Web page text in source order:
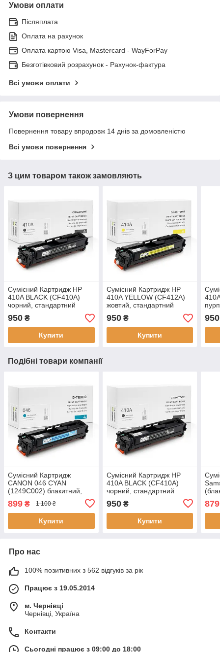
Умови оплати
Післяплата
Оплата на рахунок
Оплата картою Visa, Mastercard - WayForPay
Безготівковий розрахунок - Рахунок-фактура
Всі умови оплати
Умови повернення
Повернення товару впродовж 14 днів за домовленістю
Всі умови повернення
З цим товаром також замовляють
Сумісний Картридж HP
410A BLACK (CF410A)
чорний, стандартний
ресурс, 2300 стор., аналог
від Gravitone
950 ₴
Купити
Сумісний Картридж HP
410A YELLOW (CF412A)
жовтий, стандартний
ресурс, 2300 стор., аналог
від Gravitone
950₴
Купити
від
950
Подібні товари компанії
Сумісний Картридж
CANON 046 CYAN
(1249C002) блакитний,
стандартний ресурс, 2300
стор., аналог від Gravitone
899 ₴ 1 100 ₴
Купити
Сумісний Картридж HP
410A BLACK (CF410A)
чорний, стандартний
ресурс, 2300 стор., аналог
від Gravitone
950₴
Купити
879
Про нас
100% позитивних з 562 відгуків за рік
Працює з 19.05.2014
м. Чернівці
Чернівці, Україна
Контакти
Сьогодні працює з 09:00 до 18:00